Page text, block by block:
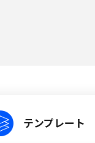
テンプレート